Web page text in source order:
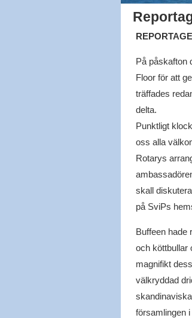
På påskafton
Floor för att
träffades
delta.
Punktligt
oss alla
Rotarys
skall
på SviPs
Buffeen hade
och köttbullar
magnifikt
välkryddad
församlingen